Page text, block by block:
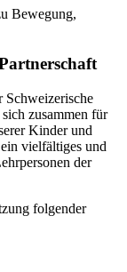
Bewegung,
Schweizerische
zusammen für
Kinder und
vielfältiges und
der
folgender